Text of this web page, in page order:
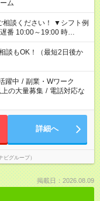
ム
さい！ ▼シフト例
番 10:00～19:00 時
ートがいい」 「お昼の時
あれば教えてください
談もOK！（最短2日後か
躍中 / 副業・Wワーク
の大量募集 / 電話対応な
詳細へ
ビグループ）
掲載日：2026.08.09